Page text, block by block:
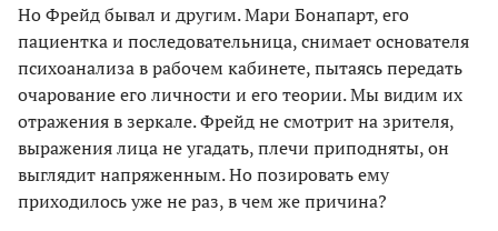
Но Фрейд бывал и другим. Мари Бонапарт, его
пациентка и последовательница, снимает основателя
психоанализа в рабочем кабинете, пытаясь передать
очарование его личности и его теории. Мы видим их
отражения в зеркале. Фрейд не смотрит на зрителя,
выражения лица не угадать, плечи приподняты, он
выглядит напряженным. Но позировать ему
приходилось уже не раз, в чем же причина?